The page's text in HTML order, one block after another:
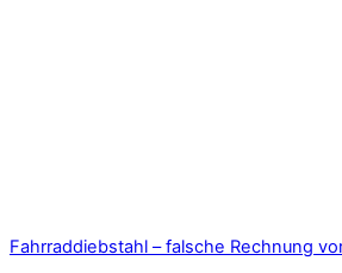
Fahrraddiebstahl – falsche Rechnung